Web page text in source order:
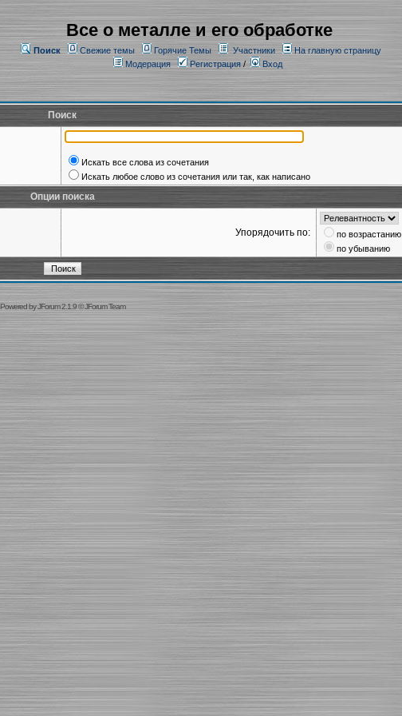
Все о металле и его обработке
Поиск Свежие темы Горячие Темы Участники
На главную страницу
Модерация
Регистрация/ Вход
Поиск
Искать все слова из сочетания
Искать любое слово из сочетания или так, как написано
Опции поиска
Упорядочить по:
по возрастанию
по убыванию
Powered byJForum 2.1.9©JForum Team